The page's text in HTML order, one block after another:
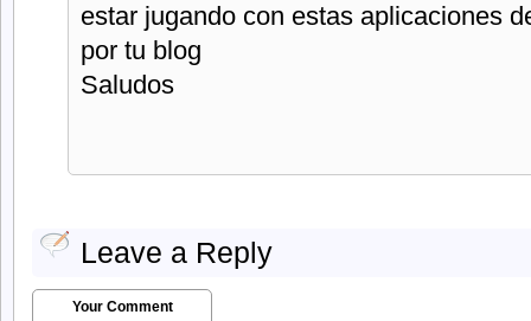
estar jugando con estas aplicaciones
por tu blog
Saludos
Leave a Reply
Your Comment